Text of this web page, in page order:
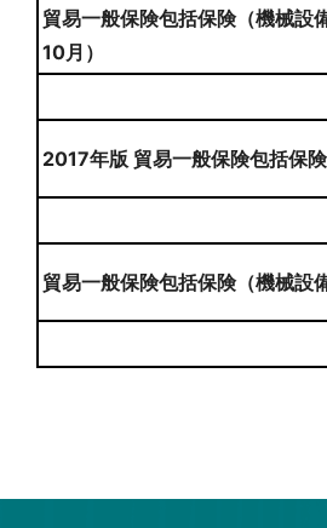
貿易一般保険包括保険（機械
10月）
2017年版 貿易一般保険包括保
貿易一般保険包括保険（機械